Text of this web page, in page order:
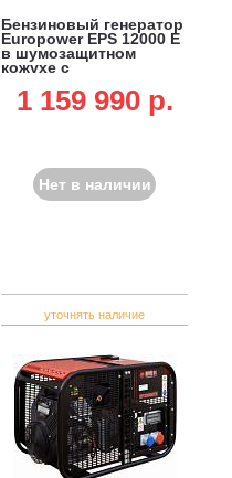
Бензиновый генератор
Europower EPS 12000 E
в шумозащитном
кожухе с
Honda, 688 см3,
12.0/10.0 кВт, 20 л, 220
1 159 990 p.
Нет в наличии
уточнять наличие